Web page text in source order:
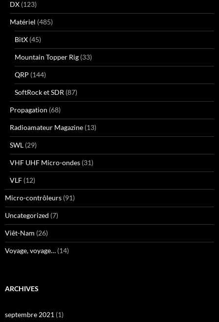
DX (123)
Matériel (485)
BitX (45)
Mountain Topper Rig (33)
QRP (144)
SoftRock et SDR (87)
Propagation (68)
Radioamateur Magazine (13)
SWL (29)
VHF UHF Micro-ondes (31)
VLF (12)
Micro-contrôleurs (91)
Uncategorized (7)
Viêt-Nam (26)
Voyage, voyage… (14)
ARCHIVES
septembre 2021 (1)